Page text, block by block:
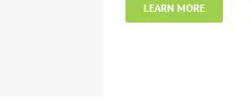
LEARN MORE